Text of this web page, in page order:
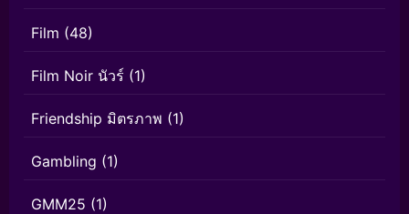
Film (48)
Film Noir นัวร์ (1)
Friendship มิตรภาพ (1)
Gambling (1)
GMM25 (1)